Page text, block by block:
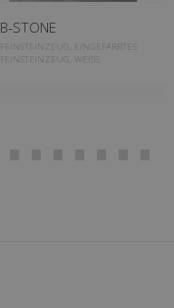
B-STONE
FEINSTEINZEUG, EINGEFÄRBTES
FEINSTEINZEUG, WEISS